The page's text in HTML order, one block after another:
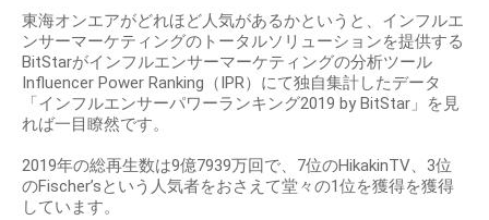
東海オンエアがどれほど人気があるかというと、インフルエ
ンサーマーケティングのトータルソリューションを提供する
BitStarがインフルエンサーマーケティングの分析ツール
Influencer Power Ranking（IPR）にて独自集計したデータ
「インフルエンサーパワーランキング2019 by BitStar」を見
れば一目瞭然です。
2019年の総再生数は9億7939万回で、7位のHikakinTV、3位
のFischer’sという人気者をおさえて堂々の1位を獲得を獲得
しています。